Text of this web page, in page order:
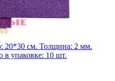
20*30 см. Толщина: 2 мм.
в упаковке: 10 шт.